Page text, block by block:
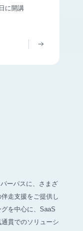
に開講
ーパスに、さまざ
走支援をご提供し
を中心に、SaaS
貫でのソリューシ